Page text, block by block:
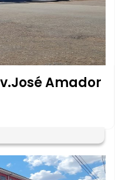
Amador